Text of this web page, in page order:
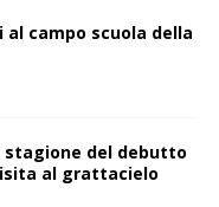
al campo scuola della
stagione del debutto
al grattacielo